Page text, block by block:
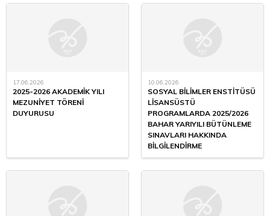
17.06.2026
2025-2026 AKADEMİK YILI
MEZUNİYET TÖRENİ
DUYURUSU
10.06.2026
SOSYAL BİLİMLER ENSTİTÜSÜ
LİSANSÜSTÜ
PROGRAMLARDA 2025/2026
BAHAR YARIYILI BÜTÜNLEME
SINAVLARI HAKKINDA
BİLGİLENDİRME